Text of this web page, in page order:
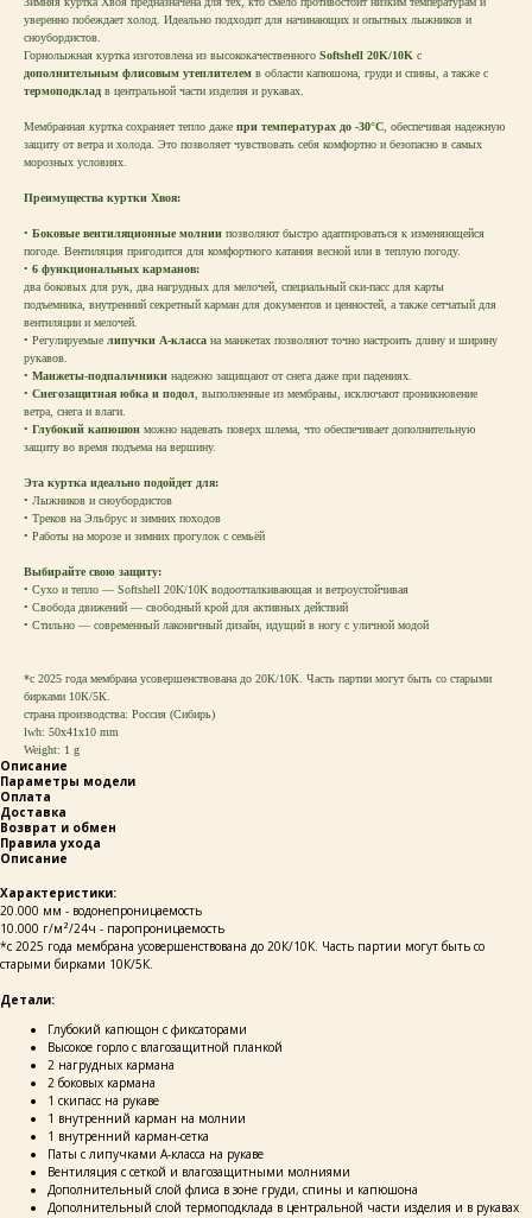
уверенно побеждает холод. Идеально подходит для начинающих и опытных лыжников и
сноубордистов.
Горнолыжная куртка изготовлена из высококачественного Softshell 20K/10K с
дополнительным флисовым утеплителем в области капюшона, груди и спины, а также с
термоподклад в центральной части изделия и рукавах.
Мембранная куртка сохраняет тепло даже при температурах до -30°C , обеспечивая надежную
защиту от ветра и холода. Это позволяет чувствовать себя комфортно и безопасно в самых
морозных условиях.
Преимущества куртки Хвоя:
• Боковые вентиляционные молнии позволяют быстро адаптироваться к изменяющейся
погоде. Вентиляция пригодится для комфортного катания весной или в теплую погоду.
• 6 функциональных карманов:
два боковых для рук, два нагрудных для мелочей, специальный ски-пасс для карты
подъемника, внутренний секретный карман для документов и ценностей, а также сетчатый для
вентиляции и мелочей.
• Регулируемые липучки А-класса на манжетах позволяют точно настроить длину и ширину
рукавов.
• Манжеты-подпальчники надежно защищают от снега даже при падениях.
• Снегозащитная юбка и подол , выполненные из мембраны, исключают проникновение
ветра, снега и влаги.
• Глубокий капюшон можно надевать поверх шлема, что обеспечивает дополнительную
защиту во время подъема на вершину.
Эта куртка идеально подойдет для:
• Лыжников и сноубордистов
• Треков на Эльбрус и зимних походов
• Работы на морозе и зимних прогулок с семьёй
Выбирайте свою защиту:
• Сухо и тепло — Softshell 20K/10K водоотталкивающая и ветроустойчивая
• Свобода движений — свободный крой для активных действий
• Стильно — современный лаконичный дизайн, идущий в ногу с уличной модой
*c 2025 года мембрана усовершенствована до 20К/10К. Часть партии могут быть со старыми
бирками 10К/5К.
страна производства: Россия (Сибирь)
lwh: 50x41x10 mm
Weight: 1 g
Описание
Параметры модели
Оплата
Доставка
Возврат и обмен
Правила ухода
Описание
Характеристики:
20.000 мм - водонепроницаемость
10.000 г/м²/24ч - паропроницаемость
*c 2025 года мембрана усовершенствована до 20К/10К. Часть партии могут быть со
старыми бирками 10К/5К.
Детали:
Глубокий капющон с фиксаторами
Высокое горло с влагозащитной планкой
2 нагрудных кармана
2 боковых кармана
1 скипасс на рукаве
1 внутренний карман на молнии
1 внутренний карман-сетка
Паты с липучками А-класса на рукаве
Вентиляция с сеткой и влагозащитными молниями
Дополнительный слой флиса в зоне груди, спины и капюшона
Дополнительный слой термоподклада в центральной части изделия и в рукавах